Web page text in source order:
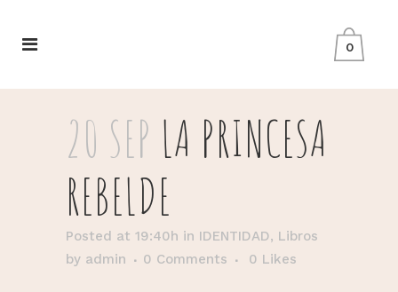
0
20 SEP LA PRINCESA
REBELDE
Posted at 19:40h in IDENTIDAD, Libros
by admin 0 Comments 0 Likes